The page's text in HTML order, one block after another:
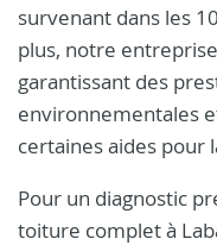
survenant dans les
plus, notre
garantissant des
environnementales
certaines aides pour
Pour un diagnostic
toiture complet à